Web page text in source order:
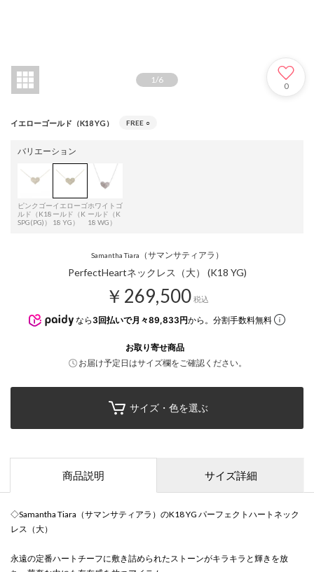
1/6
0
イエローゴールド（K18 YG） FREE ○
バリエーション
ピンクゴー
ルド（K18
SPG(PG)）
イエローゴ
ールド（K
18 YG）
ホワイトゴ
ールド（K
18 WG）
Samantha Tiara （サマンサティアラ）
PerfectHeartネックレス（大） (K18 YG)
￥269,500 税込
なら 3回払いで月々89,833円から。分割手数料無料
お取り寄せ商品
お届け予定日はサイズ欄をご確認ください。
サイズ・色を選ぶ
商品説明 サイズ詳細
◇Samantha Tiara（サマンサティアラ）のK18 YG パーフェクトハートネック
レス（大）
永遠の定番ハートチーフに敷き詰められたストーンがキラキラと輝きを放